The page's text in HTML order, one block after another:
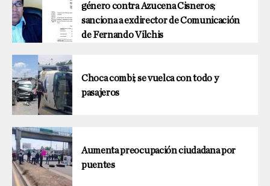
género contra Azucena Cisneros;
sanciona a exdirector de Comunicación
de Fernando Vilchis
Choca combi; se vuelca con todo y
pasajeros
Aumenta preocupación ciudadana por
puentes